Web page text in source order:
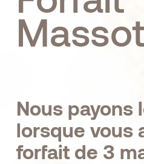
Nous payons
lorsque vous
forfait de 3